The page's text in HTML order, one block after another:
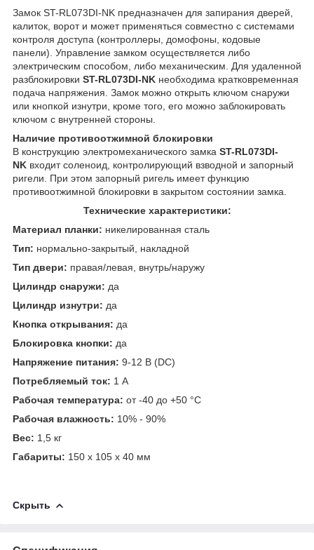
Замок ST-RL073DI-NK предназначен для запирания дверей,
калиток, ворот и может применяться совместно с системами
контроля доступа (контроллеры, домофоны, кодовые
панели). Управление замком осуществляется либо
электрическим способом, либо механическим. Для удаленной
разблокировки ST-RL073DI-NK необходима кратковременная
подача напряжения. Замок можно открыть ключом снаружи
или кнопкой изнутри, кроме того, его можно заблокировать
ключом с внутренней стороны.
Наличие противоотжимной блокировки
В конструкцию электромеханического замка ST-RL073DI-
NK входит соленоид, контролирующий взводной и запорный
ригели. При этом запорный ригель имеет функцию
противоотжимной блокировки в закрытом состоянии замка.
Технические характеристики:
Материал планки: никелированная сталь
Тип: нормально-закрытый, накладной
Тип двери: правая/левая, внутрь/наружу
Цилиндр снаружи: да
Цилиндр изнутри: да
Кнопка открывания: да
Блокировка кнопки: да
Напряжение питания: 9-12 В (DC)
Потребляемый ток: 1 А
Рабочая температура: от -40 до +50 °С
Рабочая влажность: 10% - 90%
Вес: 1,5 кг
Габариты: 150 х 105 х 40 мм
Скрыть